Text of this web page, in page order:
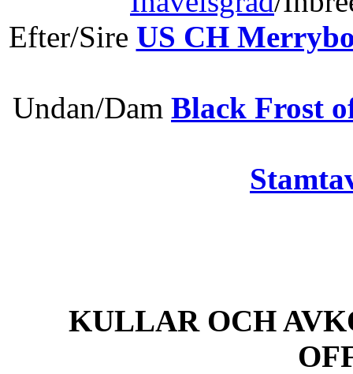
Efter/Sire US CH
Undan/Dam Black Frost
KULLAR OCH